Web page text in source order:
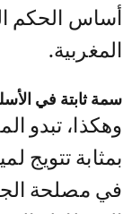
أساس الحكم
المغربية.
سمة ثابتة في
وهكذا، تبدو
بمثابة تتويج
في مصلحة